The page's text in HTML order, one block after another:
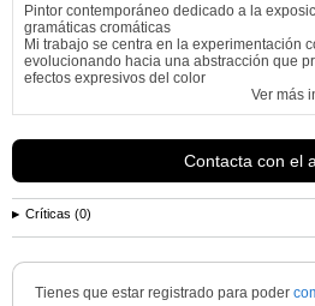
Pintor contemporáneo dedicado a la
gramáticas cromáticas
Mi trabajo se centra en la experimentación
evolucionando hacia una abstracción que
efectos expresivos del color
Ver más
Contacta con el
Críticas (0)
Tienes que estar registrado para poder